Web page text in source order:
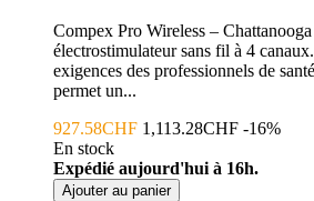
Compex Pro Wireless –
électrostimulateur sans fil à 4
exigences des professionnels de
permet un...
927.58CHF 1,113.28CHF -16%
En stock
Expédié aujourd'hui à 16h.
Ajouter au panier